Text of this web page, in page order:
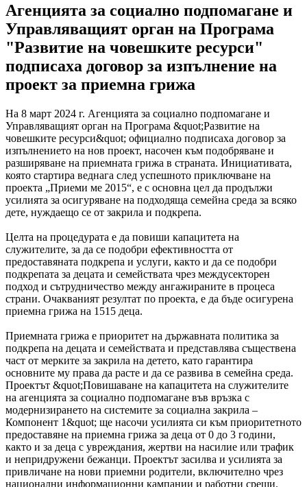
Агенцията за социално подпомагане и
Управляващият орган на Програма
"Развитие на човешките ресурси"
подписаха договор за изпълнение на
проект за приемна грижа
На 8 март 2024 г. Агенцията за социално подпомагане и
Управляващият орган на Програма &quot;Развитие на
човешките ресурси&quot; официално подписаха договор за
изпълнението на нов проект, насочен към подобряване и
разширяване на приемната грижа в страната. Инициативата,
която стартира веднага след успешното приключване на
проекта „Приеми ме 2015“, е с основна цел да продължи
усилията за осигуряване на подходяща семейна среда за всяко
дете, нуждаещо се от закрила и подкрепа.
Целта на процедурата е да повиши капацитета на
служителите, за да се подобри ефективността от
предоставяната подкрепа и услуги, както и да се подобри
подкрепата за децата и семействата чрез междусекторен
подход и сътрудничество между ангажираните в процеса
страни. Очакваният резултат по проекта, е да бъде осигурена
приемна грижа на 1515 деца.
Приемната грижа е приоритет на държавната политика за
подкрепа на децата и семействата и представлява съществена
част от мерките за закрила на детето, като гарантира
основните му права да расте и да се развива в семейна среда.
Проектът &quot;Повишаване на капацитета на служителите
на агенцията за социално подпомагане във връзка с
модернизирането на системите за социална закрила –
Компонент 1&quot; ще насочи усилията си към приоритетното
предоставяне на приемна грижа за деца от 0 до 3 години,
както и за деца с увреждания, жертви на насилие или трафик
и непридружени бежанци. Проектът засилва и усилията за
привличане на нови приемни родители, включително чрез
национални информационни кампании и работни срещи.